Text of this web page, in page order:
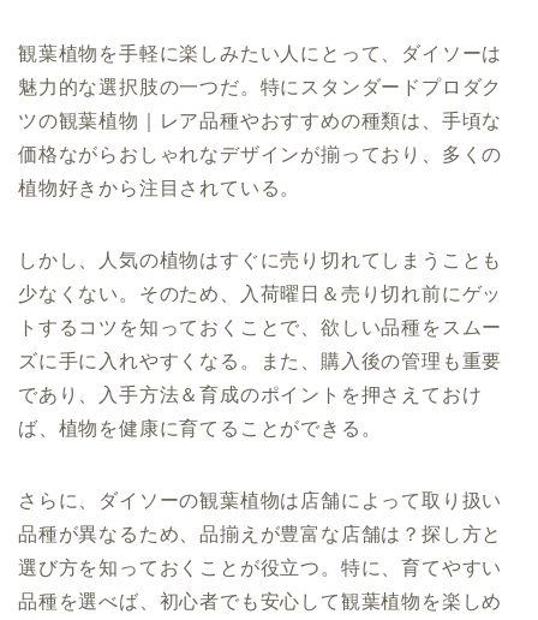
観葉植物を手軽に楽しみたい人にとって、ダイソーは
魅力的な選択肢の一つだ。特にスタンダードプロダク
ツの観葉植物｜レア品種やおすすめの種類は、手頃な
価格ながらおしゃれなデザインが揃っており、多くの
植物好きから注目されている。
しかし、人気の植物はすぐに売り切れてしまうことも
少なくない。そのため、入荷曜日＆売り切れ前にゲッ
トするコツを知っておくことで、欲しい品種をスムー
ズに手に入れやすくなる。また、購入後の管理も重要
であり、入手方法＆育成のポイントを押さえておけ
ば、植物を健康に育てることができる。
さらに、ダイソーの観葉植物は店舗によって取り扱い
品種が異なるため、品揃えが豊富な店舗は？探し方と
選び方を知っておくことが役立つ。特に、育てやすい
品種を選べば、初心者でも安心して観葉植物を楽しめ